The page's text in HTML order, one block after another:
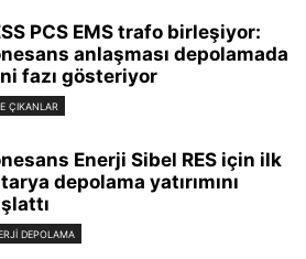
PCS EMS trafo birleşiyor:
anlaşması depolamada
fazı gösteriyor
ÇIKANLAR
Enerji Sibel RES için ilk
depolama yatırımını
DEPOLAMA